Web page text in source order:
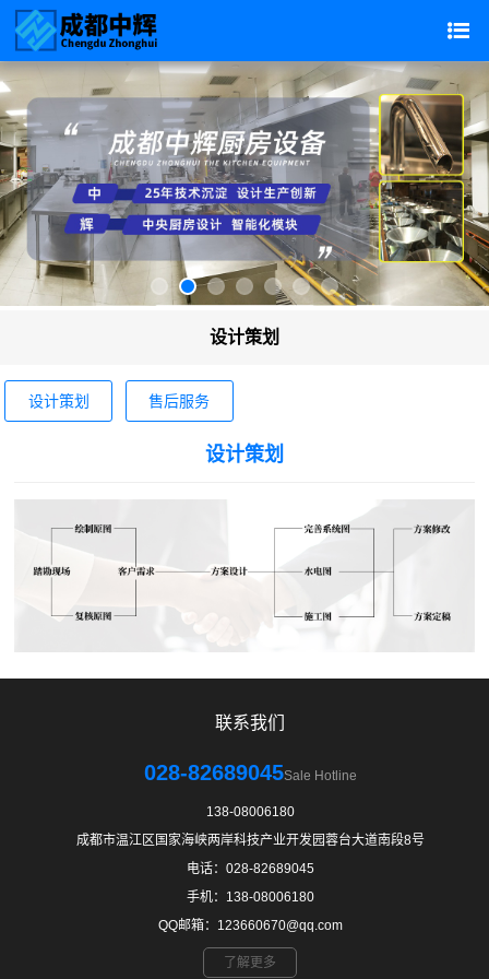
设计策划
设计策划 售后服务
设计策划
联系我们
028-82689045Sale Hotline
138-08006180
成都市温江区国家海峡两岸科技产业开发园蓉台大道南段8号
电话：028-82689045
手机：138-08006180
QQ邮箱：123660670@qq.com
了解更多